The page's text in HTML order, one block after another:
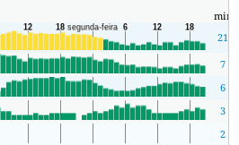
min
21
7
6
3
2